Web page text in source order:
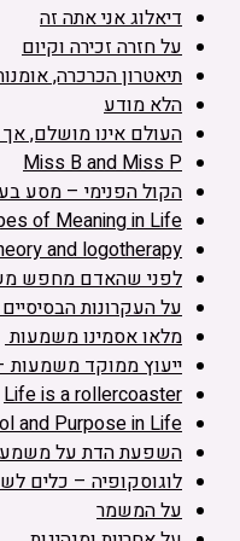
דיאלוג אני אתה זה
על חזרה זכירה וקיום
תיאטרון הכרכרה,
הלא מודע
העולם אינו מושלם, אך
Miss B and Miss P
הקול הפנימי – מסע
of Meaning in Life
and logotherapy
לפני שהאדם מחפש
על העקרונות
מלאו אסמינו משמעות
ייעוץ ממוקד משמעות
Life is a rollercoaster
and Purpose in Life
השפעת הדת על
לוגוסקופיה – כלים
על המשמר